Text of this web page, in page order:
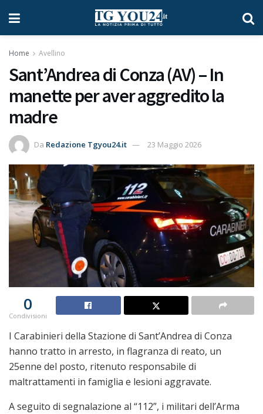
Home Avellino
Sant’Andrea di Conza (AV) – In
manette per aver aggredito la
madre
Da Redazione Tgyou24.it 23 Maggio 2026
0
Condivisioni
I Carabinieri della Stazione di Sant’Andrea di Conza
hanno tratto in arresto, in flagranza di reato, un
25enne del posto, ritenuto responsabile di
maltrattamenti in famiglia e lesioni aggravate.
A seguito di segnalazione al “112”, i militari dell’Arma